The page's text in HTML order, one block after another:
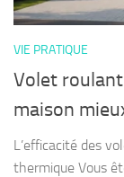
VIE PRATIQUE
Volet
maison
L’efficacité des
thermique Vous